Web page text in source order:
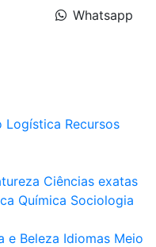
Whatsapp
Logística Recursos
Ciências exatas
Química Sociologia
e Beleza Idiomas Meio